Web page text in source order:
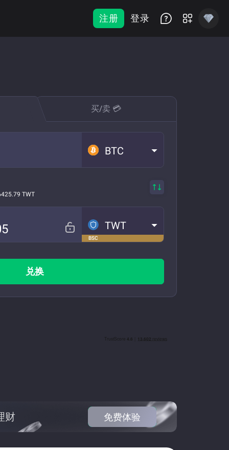
注册 登录
买/卖 💳
BTC
TWT
BSC
TWT
兑换
财 免费体验